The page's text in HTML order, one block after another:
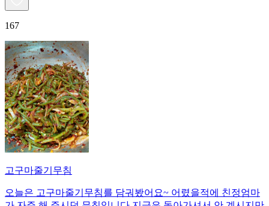
167
고구마줄기무침
오늘은 고구마줄기무침를 담궈봤어요~ 어렸을적에 친정엄마